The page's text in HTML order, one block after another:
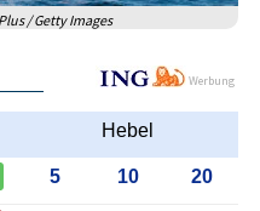
/ Getty Images
Werbung
Hebel
5 10 20